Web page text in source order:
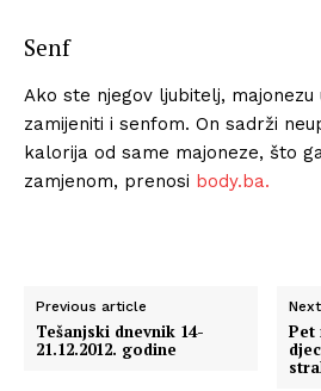
Senf
Ako ste njegov ljubitelj, majonezu
zamijeniti i senfom. On sadrži
kalorija od same majoneze, što
zamjenom, prenosi body.ba.
Previous article
Tešanjski dnevnik 14-
21.12.2012. godine
Pet